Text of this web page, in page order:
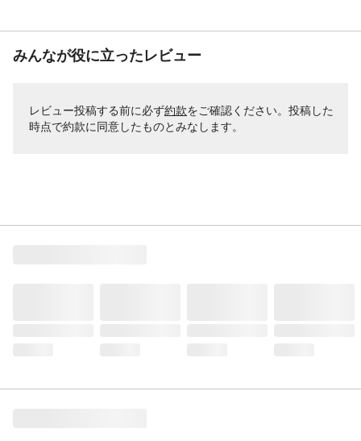
みんなが役に立ったレビュー
レビュー投稿する前に必ず約款をご確認ください。投稿した
時点で約款に同意したものとみなします。